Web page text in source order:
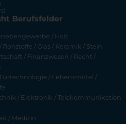
Berufsfelder
/ Holz
/ Glas / Keramik / Stein
/ Finanzwesen / Recht /
/ Lebensmittel /
/ Elektronik / Telekommunikation
/ Medizin